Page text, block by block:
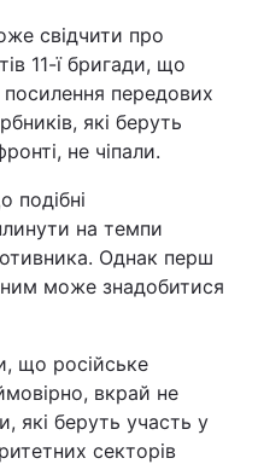
свідчити про
11-ї бригади, що
посилення передових
які беруть
не чіпали.
подібні
на темпи
Однак перш
може знадобитися
що російське
вкрай не
які беруть участь у
секторів